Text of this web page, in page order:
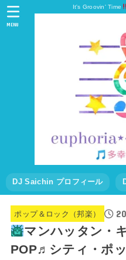
It's Groovin' Time
DJ Saichin プロフィール
MENU
ポップ＆ロック（邦楽）
マンハッタン・
POP♬シティ・ポ